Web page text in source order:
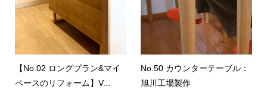
【No.02 ロングプラン&マイ
ペースのリフォーム】V...
No.50 カウンターテーブル：
旭川工場製作